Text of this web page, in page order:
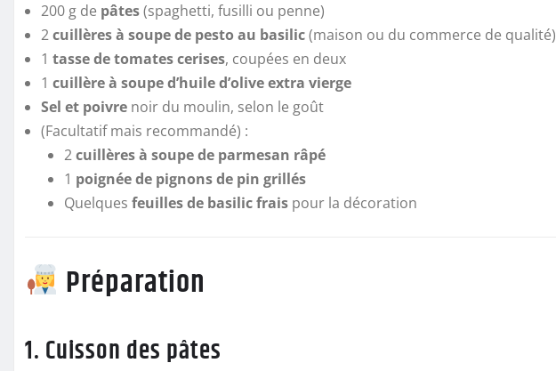
200 g de pâtes(spaghetti, fusilli ou penne)
2cuillères à soupe de pesto au basilic(maison ou du commerce de qualité)
1 tasse de tomates cerises, coupées en deux
1 cuillère à soupe d’huile d’olive extra vierge
Sel et poivre noir du moulin, selon le goût
(Facultatif mais recommandé) :
2cuillères à soupe de parmesan râpé
1 poignée de pignons de pin grillés
Quelques feuilles de basilic fraispour la décoration
Préparation
1. Cuisson des pâtes